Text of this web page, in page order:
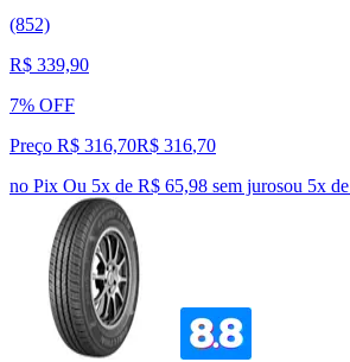
(852)
R$ 339,90
7% OFF
Preço R$ 316,70R$ 316,70
no Pix Ou 5x de R$ 65,98 sem jurosou 5x de